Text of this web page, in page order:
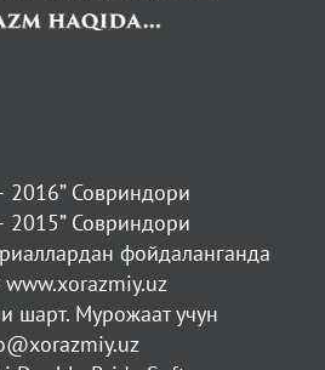
2016” Совриндори
2015” Совриндори
фойдаланганда
шарт. Мурожаат учун